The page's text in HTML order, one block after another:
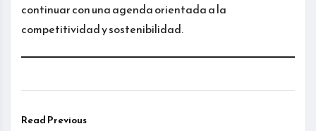
continuar con una agenda orientada a la
competitividad y sostenibilidad.
Read Previous